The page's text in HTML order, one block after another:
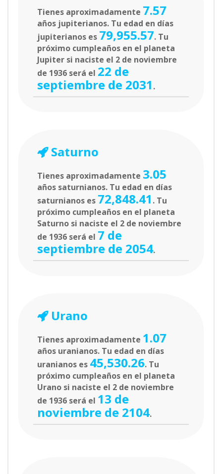
Tienes aproximadamente 7.57
años jupiterianos. Tu edad en días
jupiterianos es 79,955.57. Tu
próximo cumpleaños en el planeta
Jupiter si naciste el 2 de noviembre
de 1936 será el 22 de
septiembre de 2031 .
Saturno
Tienes aproximadamente 3.05
años saturnianos. Tu edad en días
saturnianos es 72,848.41 . Tu
próximo cumpleaños en el planeta
Saturno si naciste el 2 de noviembre
de 1936 será el 7 de
septiembre de 2054.
Urano
Tienes aproximadamente 1.07
años uranianos. Tu edad en días
uranianos es 45,530.26. Tu
próximo cumpleaños en el planeta
Urano si naciste el 2 de noviembre
de 1936 será el 13 de
noviembre de 2104.